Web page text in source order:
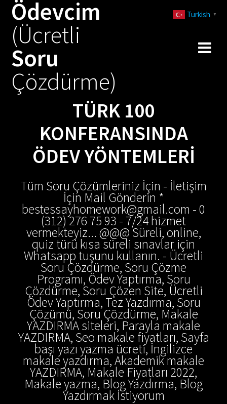
Ödevcim
(Ücretli
Soru
Çözdürme)
TÜRK 100
KONFERANSINDA
ÖDEV YÖNTEMLERI
Tüm Soru Çözümleriniz İçin - İletişim
İçin Mail Gönderin *
bestessayhomework@gmail.com - 0
(312) 276 75 93 - 7/24 hizmet
vermekteyiz... @@@ Süreli, online,
quiz türü kısa süreli sınavlar için
Whatsapp tuşunu kullanın. - Ücretli
Soru Çözdürme, Soru Çözme
Programı, Ödev Yaptırma, Soru
Çözdürme, Soru Çözen Site, Ücretli
Ödev Yaptırma, Tez Yazdırma, Soru
Çözümü, Soru Çözdürme, Makale
YAZDIRMA siteleri, Parayla makale
YAZDIRMA, Seo makale fiyatları, Sayfa
başı yazı yazma ücreti, İngilizce
makale yazdırma, Akademik makale
YAZDIRMA, Makale Fiyatları 2022,
Makale yazma, Blog Yazdırma, Blog
Yazdırmak İstiyorum
Turkish ▼